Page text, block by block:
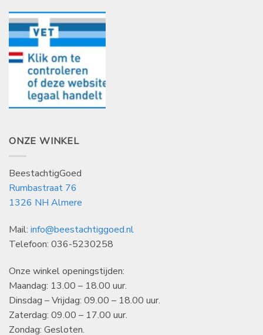
ONZE WINKEL
BeestachtigGoed
Rumbastraat 76
1326 NH Almere
Mail: info@beestachtiggoed.nl
Telefoon: 036-5230258
Onze winkel openingstijden:
Maandag: 13.00 – 18.00 uur.
Dinsdag – Vrijdag: 09.00 – 18.00 uur.
Zaterdag: 09.00 – 17.00 uur.
Zondag: Gesloten.